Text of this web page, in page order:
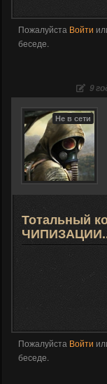
Пожалуйста Войти
беседе.
9
Не в сети
Тотальный
Пожалуйста Войти
беседе.